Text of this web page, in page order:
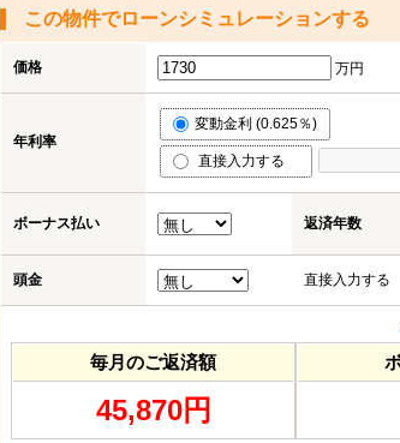
この物件でローンシミュレーションする
価格 万円
年利率
変動金利 (0.625％)
直接入力する
ボーナス払い 返済年数
頭金 直接入力する
毎月のご返済額
45,870円